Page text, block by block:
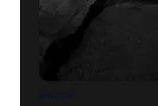
SKELETON